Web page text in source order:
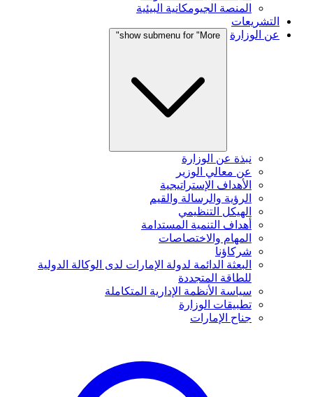
المنصة الجيومكانية البيئية
التشريعات
عن الوزارة
show submenu for "More"
نبذة عن الوزارة
عن معالي الوزير
الأهداف الإستراتيجية
الرؤية والرسالة والقيم
الهيكل التنظيمي
أهداف التنمية المستدامة
المهام والاختصاصات
شركاؤنا
البعثة الدائمة لدولة الإمارات لدى الوكالة الدولية
للطاقة المتجددة
سياسة الأنظمة الإدارية المتكاملة
تطبيقات الوزارة
جناح الإمارات